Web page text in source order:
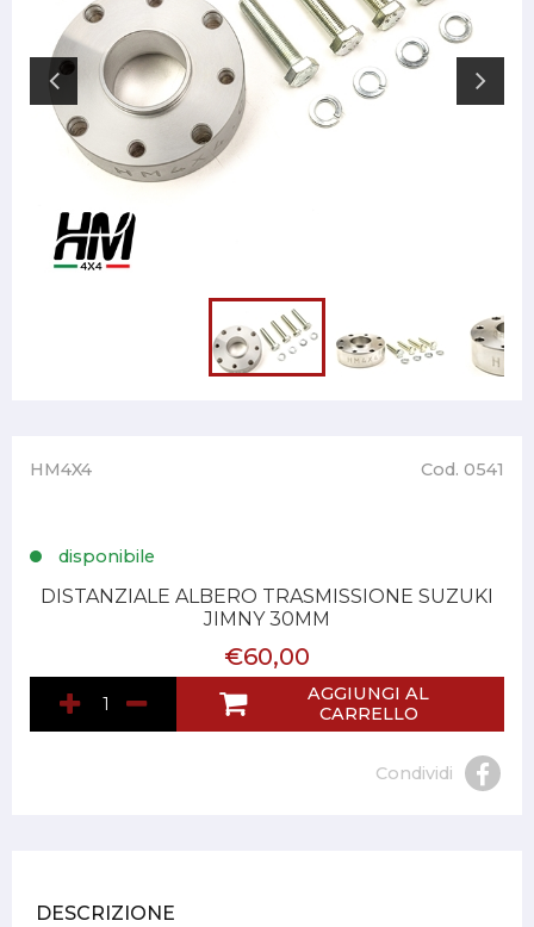
HM4X4 Cod. 0541
disponibile
DISTANZIALE ALBERO TRASMISSIONE SUZUKI
JIMNY 30MM
€60,00
AGGIUNGI AL
CARRELLO
Condividi
DESCRIZIONE